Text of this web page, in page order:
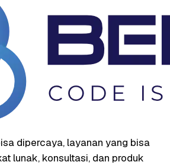
dipercaya, layanan yang bisa
lunak, konsultasi, dan produk